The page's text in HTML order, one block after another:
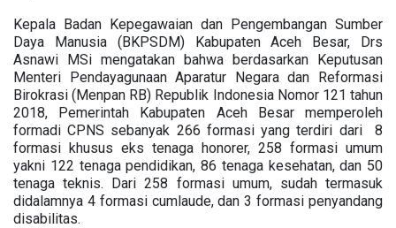
Kepala Badan Kepegawaian dan Pengembangan Sumber
Daya Manusia (BKPSDM) Kabupaten Aceh Besar, Drs
Asnawi MSi mengatakan bahwa berdasarkan Keputusan
Menteri Pendayagunaan Aparatur Negara dan Reformasi
Birokrasi (Menpan RB) Republik Indonesia Nomor 121 tahun
2018, Pemerintah Kabupaten Aceh Besar memperoleh
formadi CPNS sebanyak 266 formasi yang terdiri dari 8
formasi khusus eks tenaga honorer, 258 formasi umum
yakni 122 tenaga pendidikan, 86 tenaga kesehatan, dan 50
tenaga teknis. Dari 258 formasi umum, sudah termasuk
didalamnya 4 formasi cumlaude, dan 3 formasi penyandang
disabilitas.